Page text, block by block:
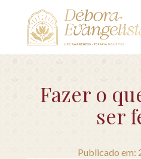
Fazer o
ser
Publicado em: